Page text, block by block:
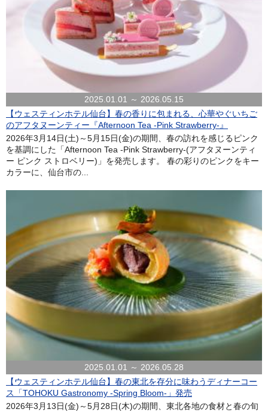
2025.01.01 ～ 2026.05.15
【ウェスティンホテル仙台】春の香りに包まれる、心華やぐいちご
のアフタヌーンティー『Afternoon Tea -Pink Strawberry-』
2026年3月14日(土)～5月15日(金)の期間、春の訪れを感じるピンク
を基調にした「Afternoon Tea -Pink Strawberry-(アフタヌーンティ
ー ピンク ストロベリー)」を発売します。 春の彩りのピンクをキー
カラーに、仙台市の...
2025.01.01 ～ 2026.05.28
【ウェスティンホテル仙台】春の東北を存分に味わうディナーコー
ス「TOHOKU Gastronomy -Spring Bloom-」発売
2026年3月13日(金)～5月28日(木)の期間、東北各地の食材と春の旬